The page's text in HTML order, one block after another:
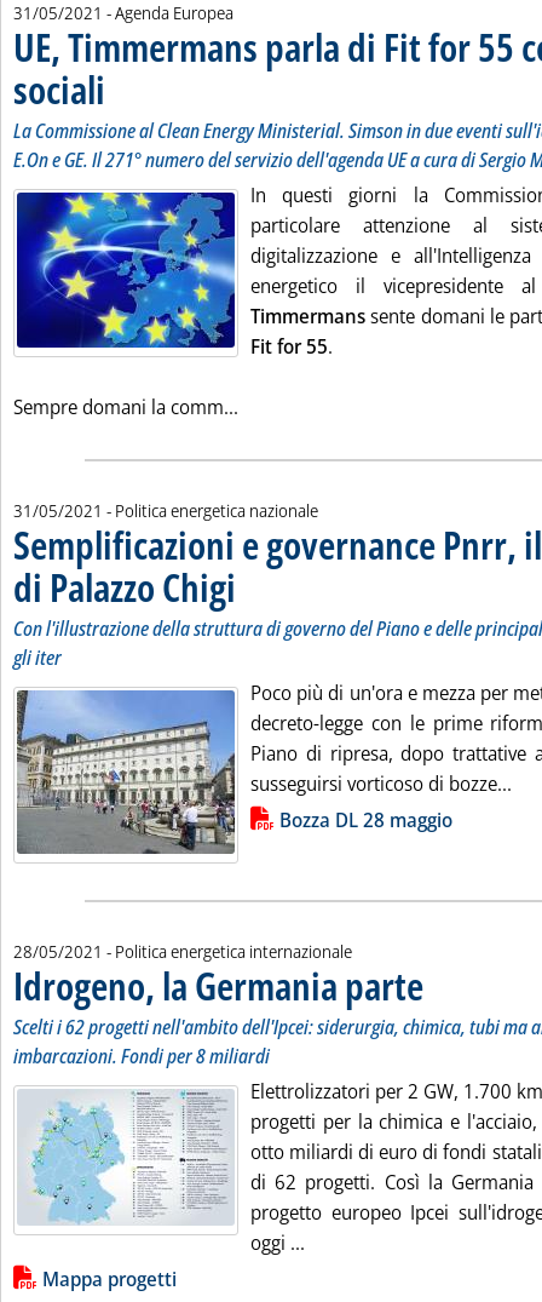
31/05/2021 - Agenda Europea
UE, Timmermans parla di Fit for 55
sociali . Sottotitolo: La Commissione al Clean Energy Ministerial. Simson in
. Pubblicata lunedì 31 maggio 2021 alle 11.24.
La Commissione al Clean Energy Ministerial. Simson in due eventi
E.On e GE. Il 271° numero del servizio dell'agenda UE a cura di Sergio
In questi giorni la
particolare attenzione al
digitalizzazione e
energetico il vicepresidente
Timmermanssente domani le
Fit for 55.
Sempre domani la comm...
31/05/2021 - Politica energetica nazionale
Semplificazioni e governance Pnrr,
di Palazzo Chigi . Sottotitolo: Con l'illustrazione della struttura di
. Pubblicata lunedì 31 maggio 2021 alle 9.19.
Con l'illustrazione della struttura di governo del Piano e delle
gli iter
Poco più di un'ora e mezza per
decreto-legge con le prime
Piano di ripresa, dopo trattative
susseguirsi vorticoso di bozze...
Lista allegati PDF alla notiziaBozza DL 28 maggio
28/05/2021 - Politica energetica internazionale
Idrogeno, la Germania parte
Scelti i 62 progetti nell'ambito dell'Ipcei: siderurgia, chimica, tubi ma
imbarcazioni. Fondi per 8 miliardi
Elettrolizzatori per 2 GW, 1.700
progetti per la chimica e
otto miliardi di euro di fondi
di 62 progetti. Così la
progetto europeo Ipcei
oggi ...
Lista allegati PDF alla notizia
Mappa progetti